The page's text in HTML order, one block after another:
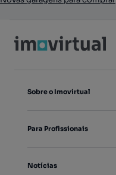
Sobre o Imovirtual
Para Profissionais
Notícias